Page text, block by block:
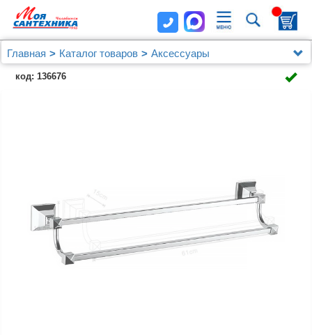
Главная Каталог товаров
Аксессуары
Полотенцедержатель трубчатый AZARIO ALTRE
двойной 60 см, хром (AZ96002B)
код: 136676